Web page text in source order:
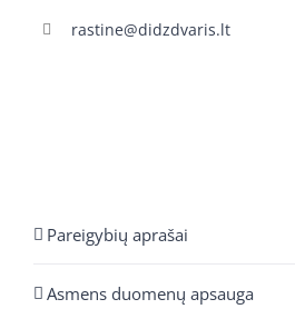
rastine@didzdvaris.lt
Pareigybių aprašai
Asmens duomenų apsauga